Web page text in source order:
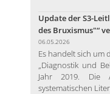
Update der S3-
des Bruxismus"“
06.05.2026
Es handelt sich um
„Diagnostik und
Jahr 2019. Die
systematischen